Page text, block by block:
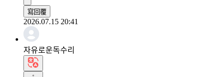
寫回覆
2026.07.15 20:41
자유로운독수리